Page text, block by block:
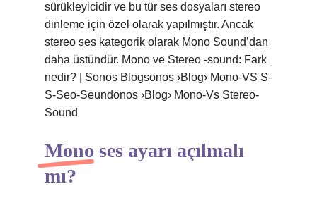
sürükleyicidir ve bu tür ses dosyaları stereo
dinleme için özel olarak yapılmıştır. Ancak
stereo ses kategorik olarak Mono Sound’dan
daha üstündür. Mono ve Stereo -sound: Fark
nedir? | Sonos Blogsonos ›Blog› Mono-VS S-
S-Seo-Seundonos ›Blog› Mono-Vs Stereo-
Sound
Mono ses ayarı açılmalı
mı?